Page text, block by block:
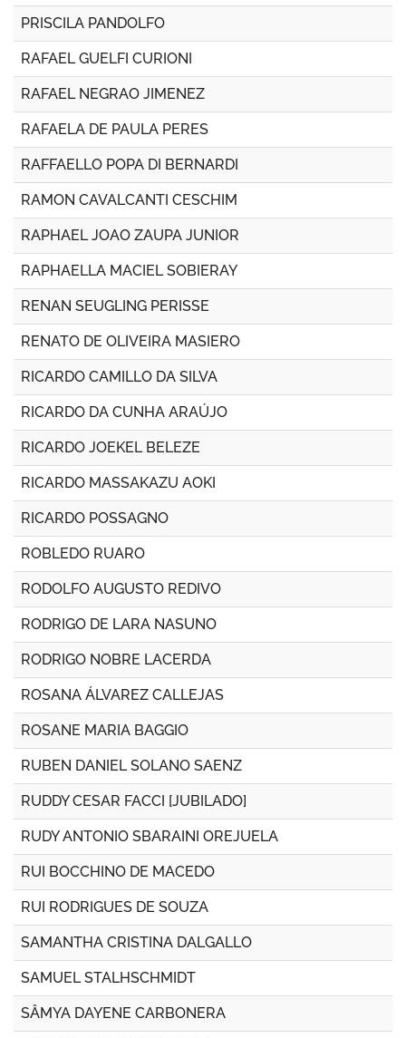
PRISCILA PANDOLFO
RAFAEL GUELFI CURIONI
RAFAEL NEGRAO JIMENEZ
RAFAELA DE PAULA PERES
RAFFAELLO POPA DI BERNARDI
RAMON CAVALCANTI CESCHIM
RAPHAEL JOAO ZAUPA JUNIOR
RAPHAELLA MACIEL SOBIERAY
RENAN SEUGLING PERISSE
RENATO DE OLIVEIRA MASIERO
RICARDO CAMILLO DA SILVA
RICARDO DA CUNHA ARAÚJO
RICARDO JOEKEL BELEZE
RICARDO MASSAKAZU AOKI
RICARDO POSSAGNO
ROBLEDO RUARO
RODOLFO AUGUSTO REDIVO
RODRIGO DE LARA NASUNO
RODRIGO NOBRE LACERDA
ROSANA ÁLVAREZ CALLEJAS
ROSANE MARIA BAGGIO
RUBEN DANIEL SOLANO SAENZ
RUDDY CESAR FACCI [JUBILADO]
RUDY ANTONIO SBARAINI OREJUELA
RUI BOCCHINO DE MACEDO
RUI RODRIGUES DE SOUZA
SAMANTHA CRISTINA DALGALLO
SAMUEL STALHSCHMIDT
SÂMYA DAYENE CARBONERA